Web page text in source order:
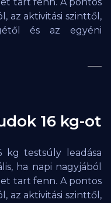
az aktivitási szinttől,
és az egyéni
16 kg-ot
kg testsúly leadása
ha napi nagyjából
tart fenn. A pontos
az aktivitási szinttől,